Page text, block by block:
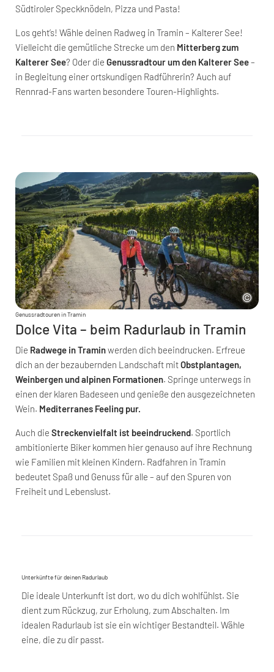
Südtiroler Speckknödeln, Pizza und Pasta!
Los geht’s! Wähle deinen Radweg in Tramin – Kalterer See!
Vielleicht die gemütliche Strecke um den Mitterberg zum
Kalterer See? Oder die Genussradtour um den Kalterer See–
in Begleitung einer ortskundigen Radführerin? Auch auf
Rennrad-Fans warten besondere Touren-Highlights.
Genussradtouren in Tramin
Dolce Vita – beim Radurlaub in Tramin
Die Radwege in Traminwerden dich beeindrucken. Erfreue
dich an der bezaubernden Landschaft mitObstplantagen,
Weinbergen und alpinen Formationen. Springe unterwegs in
einen der klaren Badeseen und genieße den ausgezeichneten
Wein. Mediterranes Feeling pur.
Auch die Streckenvielfalt ist beeindruckend. Sportlich
ambitionierte Biker kommen hier genauso auf ihre Rechnung
wie Familien mit kleinen Kindern. Radfahren in Tramin
bedeutet Spaß und Genuss für alle – auf den Spuren von
Freiheit und Lebenslust.
Unterkünfte für deinen Radurlaub
Die ideale Unterkunft ist dort, wo du dich wohlfühlst. Sie
dient zum Rückzug, zur Erholung, zum Abschalten. Im
idealen Radurlaub ist sie ein wichtiger Bestandteil. Wähle
eine, die zu dir passt.